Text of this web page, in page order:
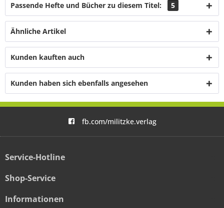
Passende Hefte und Bücher zu diesem Titel: 5
Ähnliche Artikel
Kunden kauften auch
Kunden haben sich ebenfalls angesehen
fb.com/militzke.verlag
Service-Hotline
Shop-Service
Informationen